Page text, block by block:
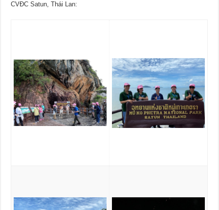
CVĐC Satun, Thái Lan: